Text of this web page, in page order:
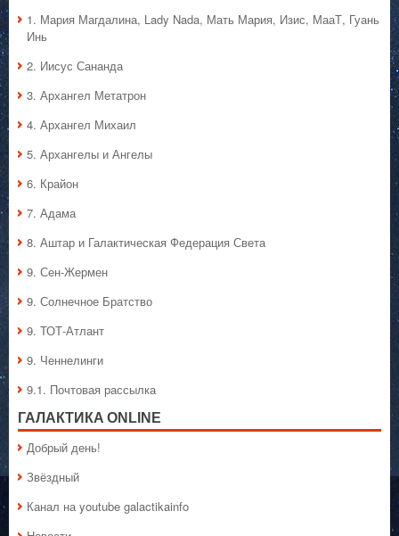
1. Мария Магдалина, Lady Nada, Мать Мария, Изис, МааТ, Гуань
Инь
2. Иисус Сананда
3. Архангел Метатрон
4. Архангел Михаил
5. Архангелы и Ангелы
6. Крайон
7. Адама
8. Аштар и Галактическая Федерация Света
9. Сен-Жермен
9. Солнечное Братство
9. ТОТ-Атлант
9. Ченнелинги
9.1. Почтовая рассылка
ГАЛАКТИКA ONLINE
Добрый день!
Звёздный
Канал на youtube galactikainfo